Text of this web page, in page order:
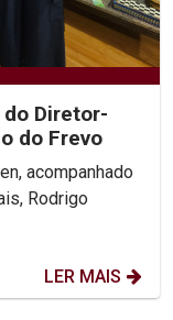
Diretor-
do Frevo
acompanhado
Rodrigo
LER MAIS